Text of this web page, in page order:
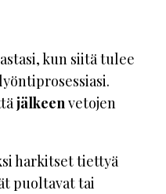
kun siitä tulee
jälkeenvetojen
harkitset tiettyä
puoltavat tai